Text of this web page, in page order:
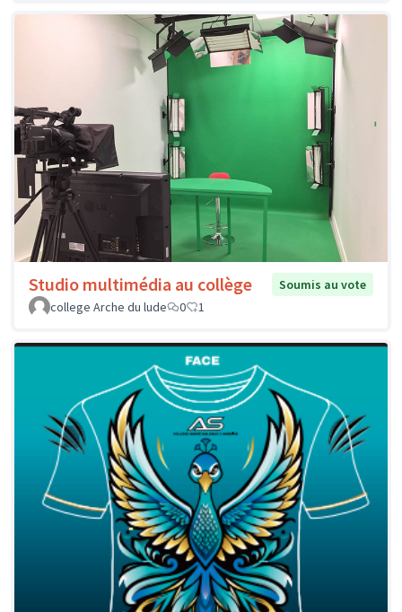
Studio multimédia au collège
Soumis au vote
college Arche du lude
0 1